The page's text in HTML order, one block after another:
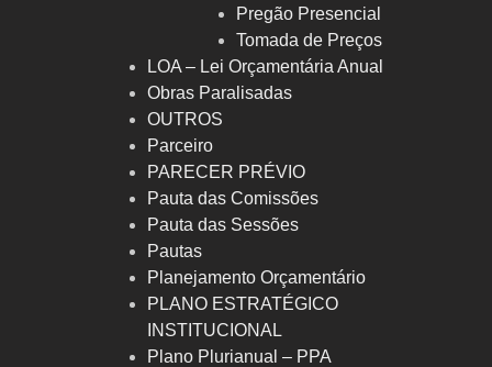
Pregão Presencial
Tomada de Preços
LOA – Lei Orçamentária Anual
Obras Paralisadas
OUTROS
Parceiro
PARECER PRÉVIO
Pauta das Comissões
Pauta das Sessões
Pautas
Planejamento Orçamentário
PLANO ESTRATÉGICO
INSTITUCIONAL
Plano Plurianual – PPA